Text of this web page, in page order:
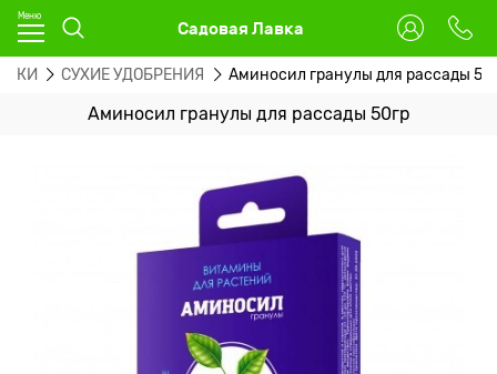
Садовая Лавка
СУХИЕ УДОБРЕНИЯ Аминосил гранулы для рассады
Аминосил гранулы для рассады 50гр